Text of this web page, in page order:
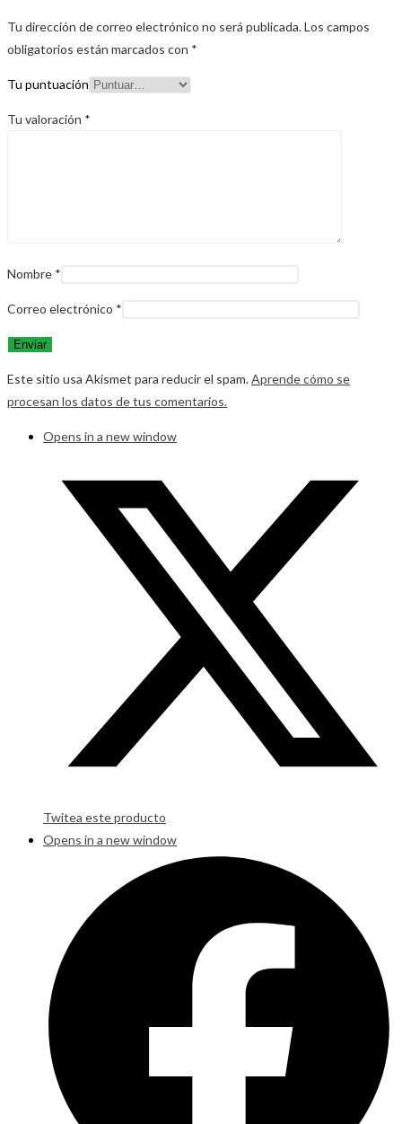
Tu dirección de correo electrónico no será publicada.Los campos
obligatorios están marcados con *
Tu puntuación
Tu valoración *
Nombre *
Correo electrónico *
Este sitio usa Akismet para reducir el spam.Aprende cómo se
procesan los datos de tus comentarios.
Opens in a new window
Twitea este producto
Opens in a new window